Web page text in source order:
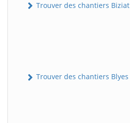
Trouver des chantiers Biziat
Trouver des chantiers Blyes